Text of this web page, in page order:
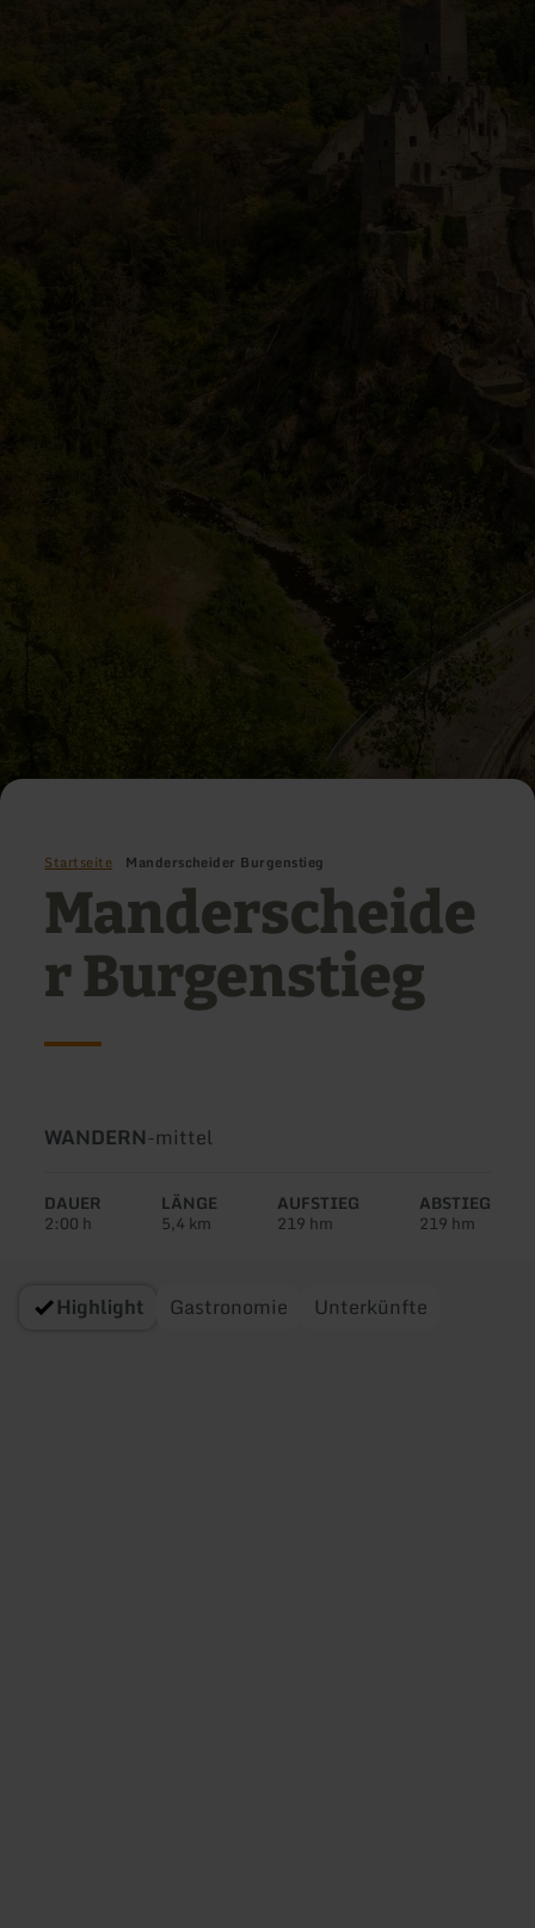
Startseite Manderscheider Burgenstieg
Manderscheide
r Burgenstieg
Art
Tour:
WANDERN-Schwierigkeit:
mittel
DAUER
2:00 h
LÄNGE
5,4 km
AUFSTIEG
219 hm
ABSTIEG
219 hm
Highlight Gastronomie Unterkünfte